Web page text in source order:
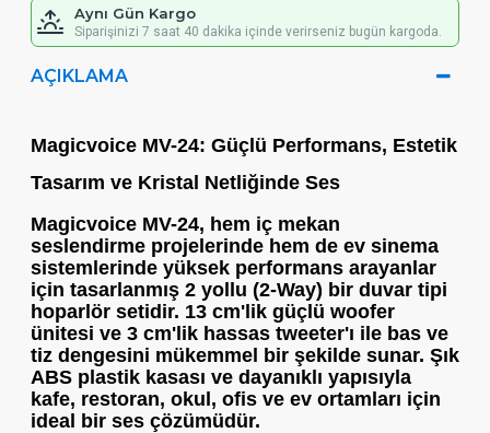
Aynı Gün Kargo
Siparişinizi 7 saat 40 dakika içinde verirseniz bugün kargoda.
AÇIKLAMA
Magicvoice MV-24: Güçlü Performans, Estetik
Tasarım ve Kristal Netliğinde Ses
Magicvoice MV-24, hem iç mekan
seslendirme projelerinde hem de ev sinema
sistemlerinde yüksek performans arayanlar
için tasarlanmış 2 yollu (2-Way) bir duvar tipi
hoparlör setidir. 13 cm'lik güçlü woofer
ünitesi ve 3 cm'lik hassas tweeter'ı ile bas ve
tiz dengesini mükemmel bir şekilde sunar. Şık
ABS plastik kasası ve dayanıklı yapısıyla
kafe, restoran, okul, ofis ve ev ortamları için
ideal bir ses çözümüdür.